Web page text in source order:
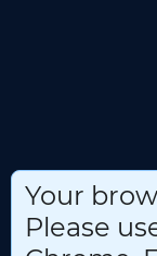
© Profit, 2025
ИП Понамарев
Your
Please